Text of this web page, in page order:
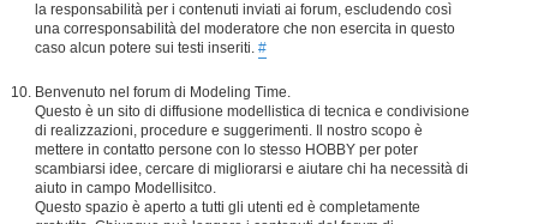
la responsabilità per i contenuti inviati ai forum, escludendo così
una corresponsabilità del moderatore che non esercita in questo
caso alcun potere sui testi inseriti. #
Benvenuto nel forum di Modeling Time.
Questo è un sito di diffusione modellistica di tecnica e condivisione
di realizzazioni, procedure e suggerimenti. Il nostro scopo è
mettere in contatto persone con lo stesso HOBBY per poter
scambiarsi idee, cercare di migliorarsi e aiutare chi ha necessità di
aiuto in campo Modellisitco.
Questo spazio è aperto a tutti gli utenti ed è completamente